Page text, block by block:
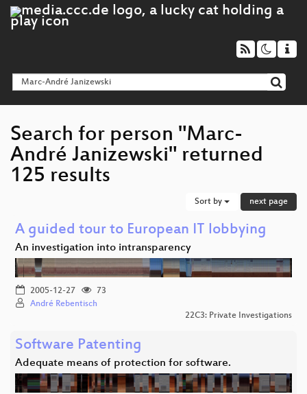
Search for person "Marc-
André Janizewski" returned
125 results
Sort by next page
A guided tour to European IT lobbying
An investigation into intransparency
2005-12-27
73
André Rebentisch
22C3: Private Investigations
Software Patenting
Adequate means of protection for software.